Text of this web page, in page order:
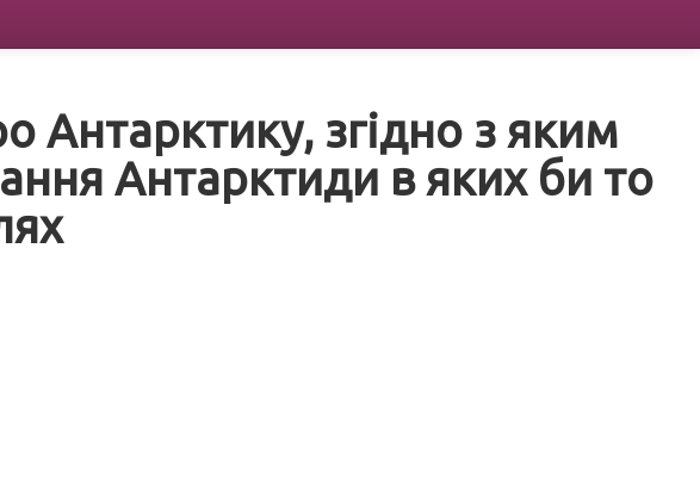
Антарктику, згідно з яким
Антарктиди в яких би то